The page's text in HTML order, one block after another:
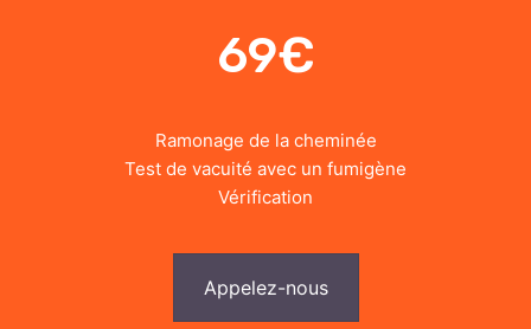
69€
Ramonage de la cheminée
Test de vacuité avec un fumigène
Vérification
Appelez-nous